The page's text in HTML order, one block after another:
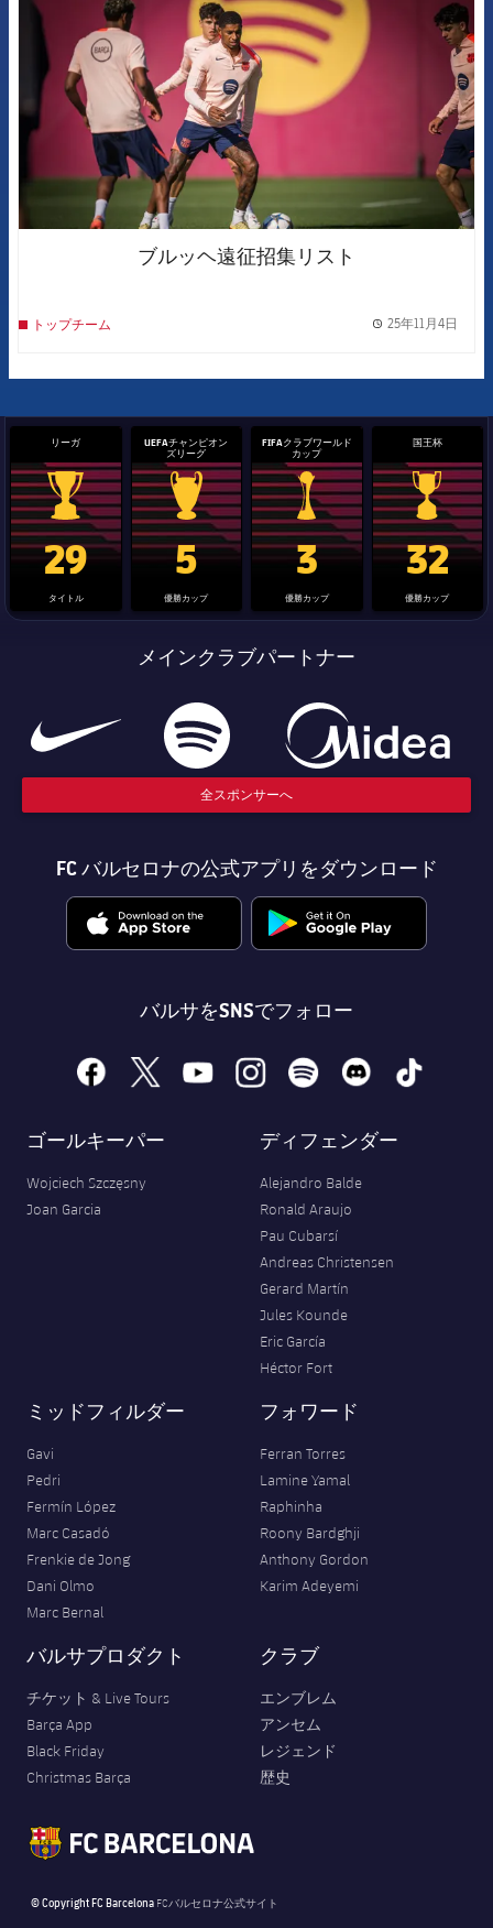
ブルッヘ遠征招集リスト
トップチーム 25年11月4日
リーガ
La Liga trophy
29
タイトル
UEFAチャンピオン
ズリーグ
Champions League trophy
5
優勝カップ
FIFAクラブワールド
カップ
label.aria.clubworldcup
3
優勝カップ
国王杯
国王杯
32
優勝カップ
メインクラブパートナー
全スポンサーへ
FC バルセロナの公式アプリをダウンロード
バルサをSNSでフォロー
facebook
x youtubeinstagramspotify discord tiktok
ゴールキーパー
Wojciech Szczęsny
Joan Garcia
ディフェンダー
Alejandro Balde
Ronald Araujo
Pau Cubarsí
Andreas Christensen
Gerard Martín
Jules Kounde
Eric García
Héctor Fort
ミッドフィルダー
Gavi
Pedri
Fermín López
Marc Casadó
Frenkie de Jong
Dani Olmo
Marc Bernal
フォワード
Ferran Torres
Lamine Yamal
Raphinha
Roony Bardghji
Anthony Gordon
Karim Adeyemi
バルサプロダクト
チケット & Live Tours
Barça App
Black Friday
Christmas Barça
クラブ
エンブレム
アンセム
レジェンド
歴史
© Copyright FC Barcelona FCバルセロナ公式サイト